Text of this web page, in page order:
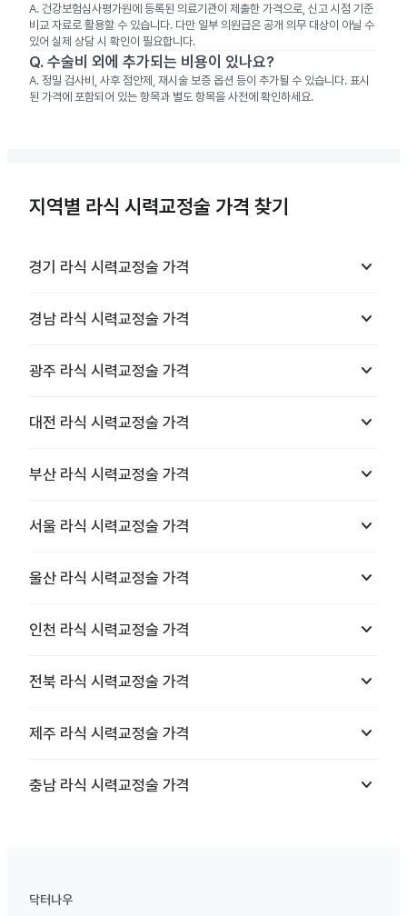
A. 건강보험심사평가원에 등록된 의료기관이 제출한 가격으로, 신고 시점 기준
비교 자료로 활용할 수 있습니다. 다만 일부 의원급은 공개 의무 대상이 아닐 수
있어 실제 상담 시 확인이 필요합니다.
Q. 수술비 외에 추가되는 비용이 있나요?
A. 정밀 검사비, 사후 점안제, 재시술 보증 옵션 등이 추가될 수 있습니다. 표시
된 가격에 포함되어 있는 항목과 별도 항목을 사전에 확인하세요.
지역별 라식 시력교정술 가격 찾기
경기 라식 시력교정술 가격 keyboard_arrow_down
경남 라식 시력교정술 가격 keyboard_arrow_down
광주 라식 시력교정술 가격 keyboard_arrow_down
대전 라식 시력교정술 가격 keyboard_arrow_down
부산 라식 시력교정술 가격 keyboard_arrow_down
서울 라식 시력교정술 가격 keyboard_arrow_down
울산 라식 시력교정술 가격 keyboard_arrow_down
인천 라식 시력교정술 가격 keyboard_arrow_down
전북 라식 시력교정술 가격 keyboard_arrow_down
제주 라식 시력교정술 가격 keyboard_arrow_down
충남 라식 시력교정술 가격 keyboard_arrow_down
닥터나우